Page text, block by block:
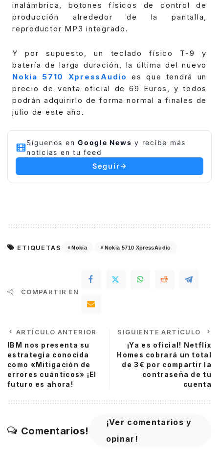
inalámbrica, botones físicos de control de
producción alrededor de la pantalla,
reproductor MP3 integrado.
Y por supuesto, un teclado físico T-9 y
batería de larga duración, la última del nuevo
Nokia 5710 XpressAudio
es que tendrá un
precio de venta oficial de 69 Euros, y todos
podrán adquirirlo de forma normal a finales de
julio de este año.
Síguenos en Google News y recibe más
noticias en tu feed
Seguir
ETIQUETAS Nokia Nokia 5710 XpressAudio
COMPARTIR EN
ARTÍCULO ANTERIOR
IBM nos presenta su
estrategia conocida
como «Mitigación de
errores cuánticos» ¡El
futuro es ahora!
SIGUIENTE ARTÍCULO
¡Ya es oficial! Netflix
Homes cobrará un total
de 3€ por compartir la
contraseña de tu
cuenta
Comentarios!
¡Ver comentarios y
opinar!